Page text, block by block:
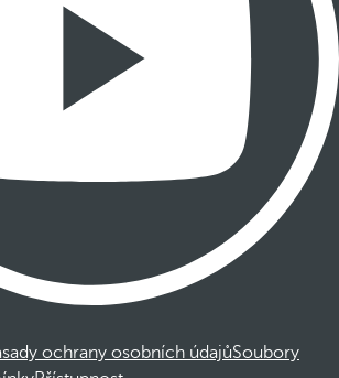
ochrany osobních údajůSoubory